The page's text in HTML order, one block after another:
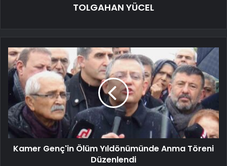
TOLGAHAN YÜCEL
Kamer Genç'in Ölüm Yıldönümünde Anma Töreni
Düzenlendi